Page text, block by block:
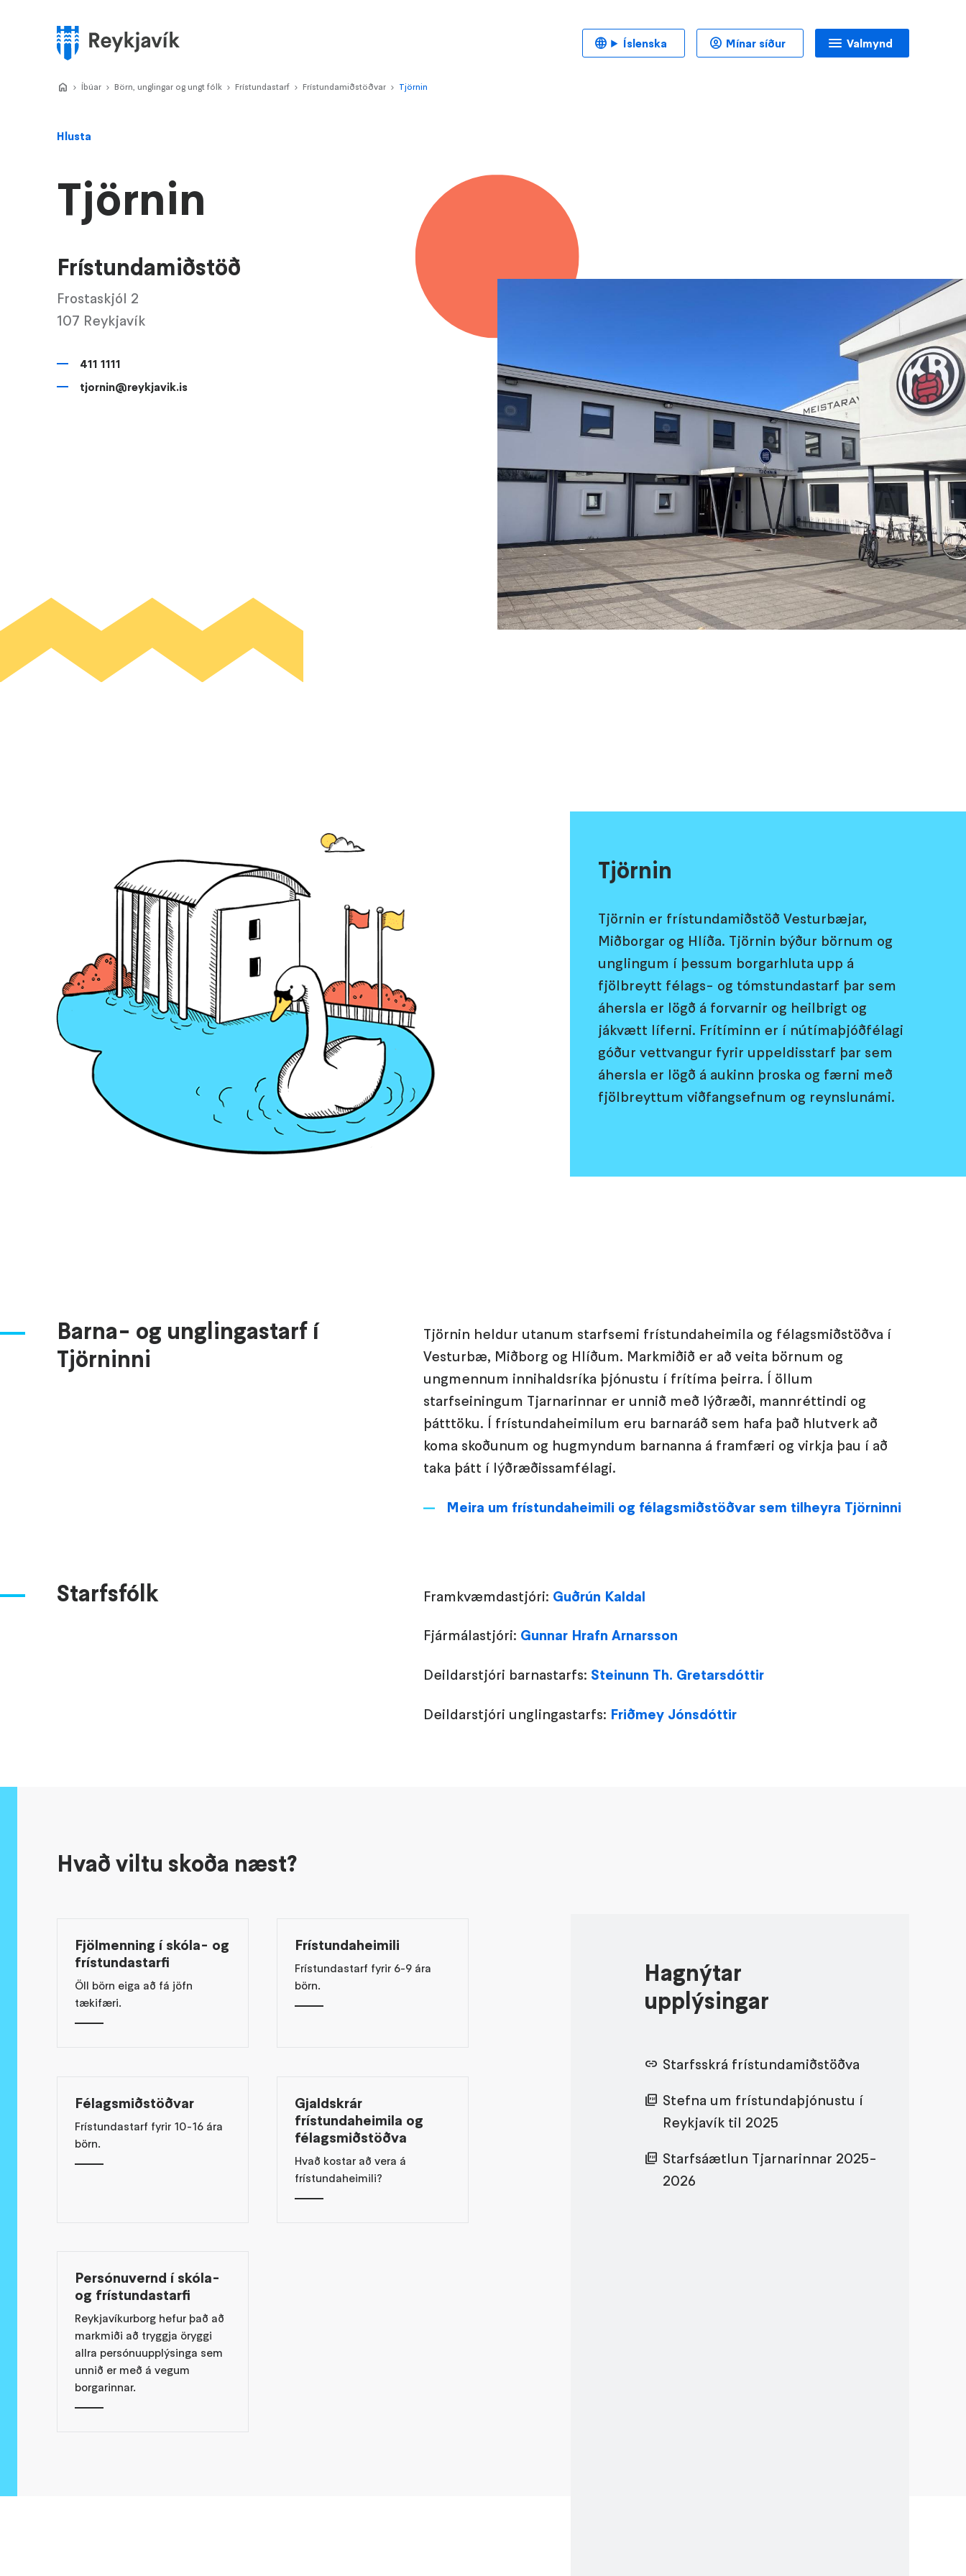
Valmynd
Hlusta
Tjörnin
Frístundamiðstöð
Frostaskjól 2
107 Reykjavík
411 1111
tjornin@reykjavik.is
Tjörnin
Tjörnin er frístundamiðstöð Vesturbæjar,
Miðborgar og Hlíða. Tjörnin býður börnum og
unglingum í þessum borgarhluta upp á
fjölbreytt félags- og tómstundastarf þar sem
áhersla er lögð á forvarnir og heilbrigt og
jákvætt líferni. Frítíminn er í nútímaþjóðfélagi
góður vettvangur fyrir uppeldisstarf þar sem
áhersla er lögð á aukinn þroska og færni með
fjölbreyttum viðfangsefnum og reynslunámi.
Barna- og unglingastarf í
Tjörninni
Tjörnin heldur utanum starfsemi frístundaheimila og félagsmiðstöðva í
Vesturbæ, Miðborg og Hlíðum. Markmiðið er að veita börnum og
ungmennum innihaldsríka þjónustu í frítíma þeirra. Í öllum
starfseiningum Tjarnarinnar er unnið með lýðræði, mannréttindi og
þátttöku. Í frístundaheimilum eru barnaráð sem hafa það hlutverk að
koma skoðunum og hugmyndum barnanna á framfæri og virkja þau í að
taka þátt í lýðræðissamfélagi.
Meira um frístundaheimili og félagsmiðstöðvar sem tilheyra Tjörninni
Starfsfólk Framkvæmdastjóri: Guðrún Kaldal
Fjármálastjóri: Gunnar Hrafn Arnarsson
Deildarstjóri barnastarfs: Steinunn Th. Gretarsdóttir
Deildarstjóri unglingastarfs: Friðmey Jónsdóttir
Hvað viltu skoða næst?
Fjölmenning í skóla- og
frístundastarfi
Öll börn eiga að fá jöfn
tækifæri.
Frístundaheimili
Frístundastarf fyrir 6-9 ára
börn.
Félagsmiðstöðvar
Frístundastarf fyrir 10-16 ára
börn.
Gjaldskrár
frístundaheimila og
félagsmiðstöðva
Hvað kostar að vera á
frístundaheimili?
Persónuvernd í skóla-
og frístundastarfi
Reykjavíkurborg hefur það að
markmiði að tryggja öryggi
allra persónuupplýsinga sem
unnið er með á vegum
borgarinnar.
Hagnýtar
upplýsingar
Starfsskrá frístundamiðstöðva
Stefna um frístundaþjónustu í
Reykjavík til 2025
Starfsáætlun Tjarnarinnar 2025-
2026
Home
>
Íbúar >
Börn, unglingar og ungt fólk >
Frístundastarf >
Frístundamiðstöðvar >
Tjörnin
Valmynd
Íslenska Mínar síður